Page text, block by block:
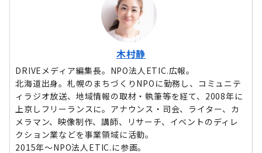
木村静
DRIVEメディア編集長。NPO法人ETIC.広報。
北海道出身。札幌のまちづくりNPOに勤務し、コミュニテ
ィラジオ放送、地域情報の取材・執筆等を経て、2008年に
上京しフリーランスに。アナウンス・司会、ライター、カ
メラマン、映像制作、講師、リサーチ、イベントのディレ
クション業などを事業領域に活動。
2015年〜NPO法人ETIC.に参画。